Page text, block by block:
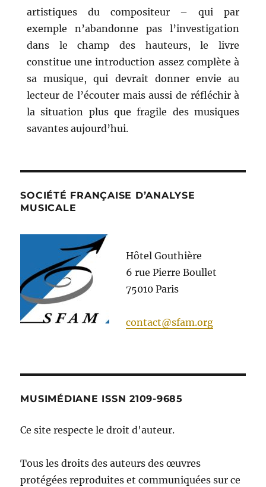
artistiques du compositeur – qui par
exemple n’abandonne pas l’investigation
dans le champ des hauteurs, le livre
constitue une introduction assez complète à
sa musique, qui devrait donner envie au
lecteur de l’écouter mais aussi de réfléchir à
la situation plus que fragile des musiques
savantes aujourd’hui.
SOCIÉTÉ FRANÇAISE D’ANALYSE
MUSICALE
Hôtel Gouthière
6 rue Pierre Boullet
75010 Paris
contact@sfam.org
MUSIMÉDIANE ISSN 2109-9685
Ce site respecte le droit d'auteur.
Tous les droits des auteurs des œuvres
protégées reproduites et communiquées sur ce